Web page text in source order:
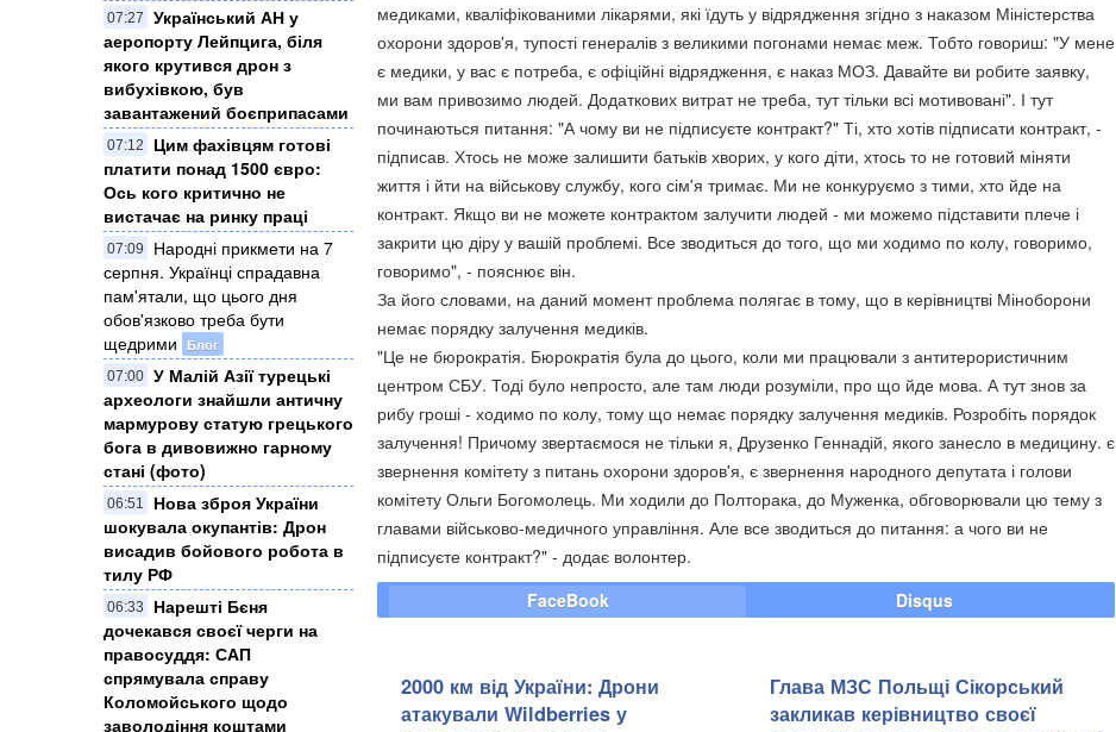
07:27
Український АН у
аеропорту Лейпцига, біля
якого крутився дрон з
вибухівкою, був
завантажений боєприпасами
07:12
Цим фахівцям готові
платити понад 1500 євро:
Ось кого критично не
вистачає на ринку праці
07:09
Народні прикмети на 7
серпня. Українці спрадавна
пам'ятали, що цього дня
обов'язково треба бути
щедрими
Блог
07:00 У Малій Азії турецькі
археологи знайшли античну
мармурову статую грецького
бога в дивовижно гарному
стані (фото)
06:51
Нова зброя України
шокувала окупантів: Дрон
висадив бойового робота в
тилу РФ
06:33
Нарешті Бєня
дочекався своєї черги на
правосуддя: САП
спрямувала справу
Коломойського щодо
заволодіння коштами
медиками, кваліфікованими лікарями, які їдуть у відрядження згідно з наказом Міністерства
охорони здоров'я, тупості генералів з великими погонами немає меж. Тобто говориш: "У мене
є медики, у вас є потреба, є офіційні відрядження, є наказ МОЗ. Давайте ви робите заявку,
ми вам привозимо людей. Додаткових витрат не треба, тут тільки всі мотивовані". І тут
починаються питання: "А чому ви не підписуєте контракт?" Ті, хто хотів підписати контракт, -
підписав. Хтось не може залишити батьків хворих, у кого діти, хтось то не готовий міняти
життя і йти на військову службу, кого сім'я тримає. Ми не конкуруємо з тими, хто йде на
контракт. Якщо ви не можете контрактом залучити людей - ми можемо підставити плече і
закрити цю діру у вашій проблемі. Все зводиться до того, що ми ходимо по колу, говоримо,
говоримо", - пояснює він.
За його словами, на даний момент проблема полягає в тому, що в керівництві Міноборони
немає порядку залучення медиків.
"Це не бюрократія. Бюрократія була до цього, коли ми працювали з антитерористичним
центром СБУ. Тоді було непросто, але там люди розуміли, про що йде мова. А тут знов за
рибу гроші - ходимо по колу, тому що немає порядку залучення медиків. Розробіть порядок
залучення! Причому звертаємося не тільки я, Друзенко Геннадій, якого занесло в медицину. є
звернення комітету з питань охорони здоров'я, є звернення народного депутата і голови
комітету Ольги Богомолець. Ми ходили до Полторака, до Муженка, обговорювали цю тему з
главами військово-медичного управління. Але все зводиться до питання: а чого ви не
підписуєте контракт?" - додає волонтер.
FaceBook
Disqus
2000 км від України: Дрони
атакували Wildberries у
Глава МЗС Польщі Сікорський
закликав керівництво своєї